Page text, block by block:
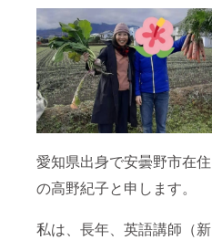
愛知県出身で安曇野市在住
の高野紀子と申します。
私は、長年、英語講師（新